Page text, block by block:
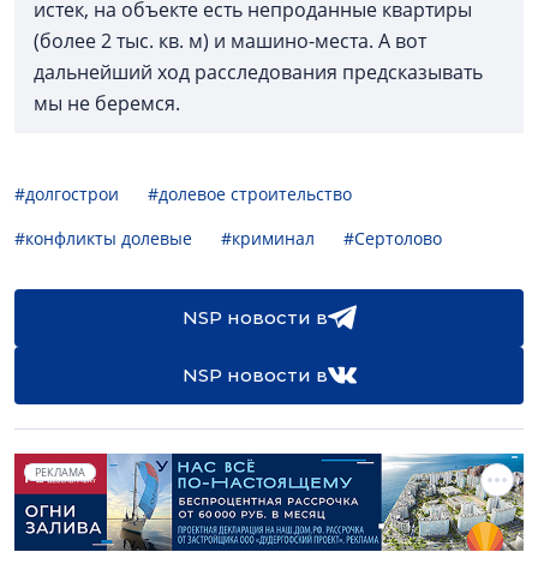
истек, на объекте есть непроданные квартиры
(более 2 тыс. кв. м) и машино-места. А вот
дальнейший ход расследования предсказывать
мы не беремся.
#долгострои
#долевое строительство
#конфликты долевые
#криминал #Сертолово
NSP новости в
NSP новости в
РЕКЛАМА